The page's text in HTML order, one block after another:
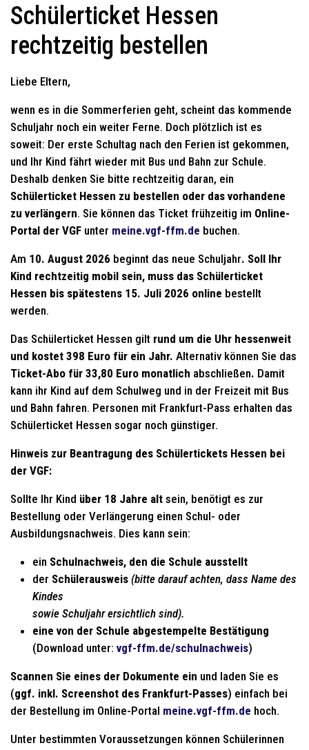
Schülerticket Hessen
rechtzeitig bestellen
Liebe Eltern,
wenn es in die Sommerferien geht, scheint das kommende
Schuljahr noch ein weiter Ferne. Doch plötzlich ist es
soweit: Der erste Schultag nach den Ferien ist gekommen,
und Ihr Kind fährt wieder mit Bus und Bahn zur Schule.
Deshalb denken Sie bitte rechtzeitig daran, ein
Schülerticket Hessen zu bestellen oder das vorhandene
zu verlängern. Sie können das Ticket frühzeitig im Online-
Portal der VGF unter meine.vgf-ffm.de buchen.
Am 10. August 2026 beginnt das neue Schuljahr. Soll Ihr
Kind rechtzeitig mobil sein, muss das Schülerticket
Hessen bis spätestens 15. Juli 2026 online bestellt
werden.
Das Schülerticket Hessen gilt rund um die Uhr hessenweit
und kostet 398 Euro für ein Jahr. Alternativ können Sie das
Ticket-Abo für 33,80 Euro monatlich abschließen. Damit
kann ihr Kind auf dem Schulweg und in der Freizeit mit Bus
und Bahn fahren. Personen mit Frankfurt-Pass erhalten das
Schülerticket Hessen sogar noch günstiger.
Hinweis zur Beantragung des Schülertickets Hessen bei
der VGF:
Sollte Ihr Kind über 18 Jahre alt sein, benötigt es zur
Bestellung oder Verlängerung einen Schul- oder
Ausbildungsnachweis. Dies kann sein:
ein Schulnachweis, den die Schule ausstellt
der Schülerausweis (bitte darauf achten, dass Name des
Kindes
sowie Schuljahr ersichtlich sind).
eine von der Schule abgestempelte Bestätigung
(Download unter: vgf-ffm.de/schulnachweis)
Scannen Sie eines der Dokumente ein und laden Sie es
(ggf. inkl. Screenshot des Frankfurt-Passes) einfach bei
der Bestellung im Online-Portal meine.vgf-ffm.de hoch.
Unter bestimmten Voraussetzungen können Schülerinnen